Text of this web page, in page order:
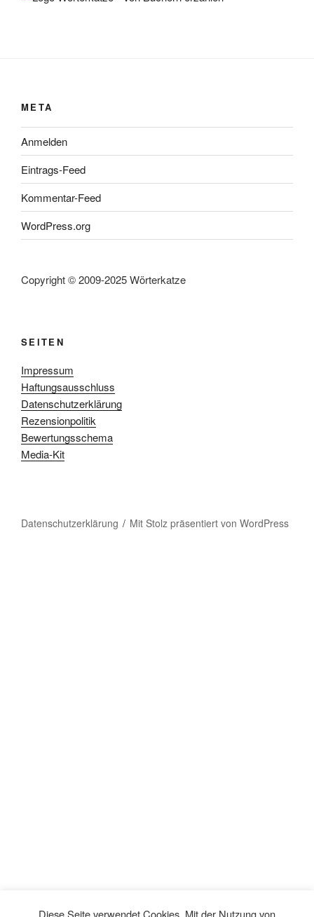
META
Anmelden
Eintrags-Feed
Kommentar-Feed
WordPress.org
Copyright © 2009-2025 Wörterkatze
SEITEN
Impressum
Haftungsausschluss
Datenschutzerklärung
Rezensionpolitik
Bewertungsschema
Media-Kit
Datenschutzerklärung Mit Stolz präsentiert von WordPress
Diese Seite verwendet Cookies. Mit der Nutzung von